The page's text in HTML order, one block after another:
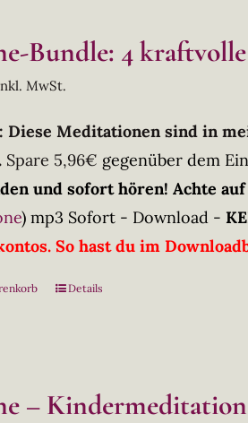
Bundle: 4
MwSt.
Diese Meditationen sind in
Spare 5,96€ gegenüber dem
und sofort hören! Achte
) mp3 Sofort - Download -
So hast du im
Details
–